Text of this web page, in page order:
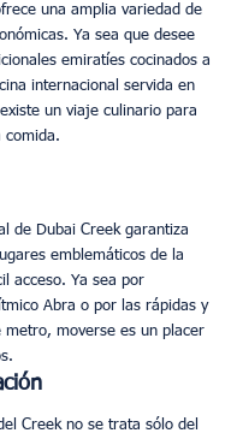
una amplia variedad de
Ya sea que desee
emiratíes cocinados a
internacional servida en
un viaje culinario para
comida.
de Dubai Creek garantiza
emblemáticos de la
acceso. Ya sea por
Abra o por las rápidas y
metro, moverse es un placer
Creek no se trata sólo del